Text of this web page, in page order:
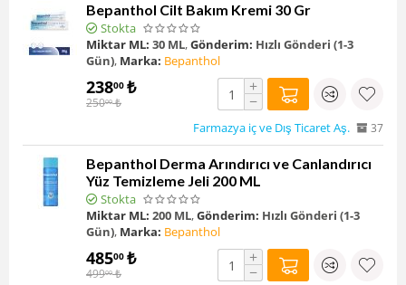
Bepanthol Cilt Bakım Kremi 30 Gr
Stokta
Miktar ML: 30 ML,Gönderim: Hızlı Gönderi (1-3
Gün), Marka: Bepanthol
23800 ₺
25000 ₺
+
−
Farmazya iç ve Dış Ticaret Aş. 37
Bepanthol Derma Arındırıcı ve Canlandırıcı
Yüz Temizleme Jeli 200 ML
Stokta
Miktar ML: 200 ML,Gönderim: Hızlı Gönderi (1-3
Gün), Marka: Bepanthol
48500 ₺
49900 ₺
+
−